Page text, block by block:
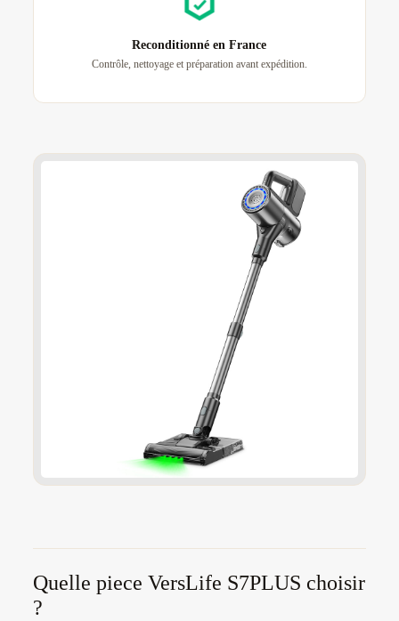
Reconditionné en France
Contrôle, nettoyage et préparation avant expédition.
Quelle piece VersLife S7PLUS choisir
?